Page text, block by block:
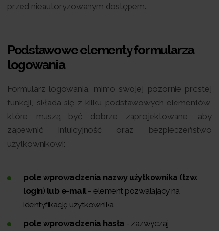
przed nieautoryzowanym dostępem.
Podstawowe elementy formularza
logowania
Formularz logowania, mimo swojej pozornie prostej
funkcji, składa się z kilku podstawowych elementów,
które muszą być dobrze zaprojektowane, aby
zapewnić intuicyjność oraz bezpieczeństwo
użytkownikowi:
pole wprowadzenia nazwy użytkownika (tzw.
login) lub e-mail– element pozwalający na
identyfikację użytkownika,
pole wprowadzenia hasła - zazwyczaj